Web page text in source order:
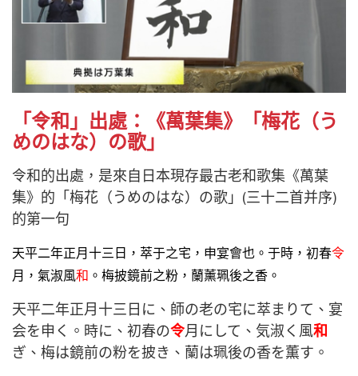
「令和」出處：《萬葉集》「梅花（う
めのはな）の歌」
令和的出處，是來自日本現存最古老和歌集《萬葉
集》的「梅花（うめのはな）の歌」(三十二首并序)
的第一句
天平二年正月十三日，萃于之宅，申宴會也。于時，初春令
月，氣淑風和 。梅披鏡前之粉，蘭薰珮後之香。
天平二年正月十三日に、師の老の宅に萃まりて、宴
会を申く。時に、初春の令月にして、気淑く風和
ぎ、梅は鏡前の粉を披き、蘭は珮後の香を薫す。